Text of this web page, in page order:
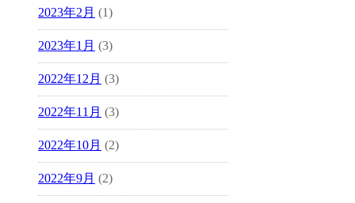
2023年2月 (1)
2023年1月 (3)
2022年12月 (3)
2022年11月 (3)
2022年10月 (2)
2022年9月 (2)